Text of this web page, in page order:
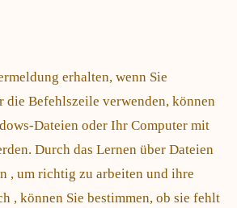
erhalten, wenn Sie
die Befehlszeile verwenden, können
Dateien oder Ihr Computer mit
Durch das Lernen über Dateien
, um richtig zu arbeiten und ihre
, können Sie bestimmen, ob sie fehlt